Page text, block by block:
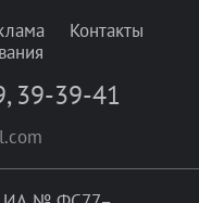
Контакты
, 39-39-41